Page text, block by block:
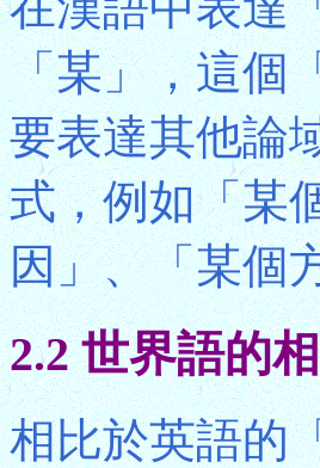
「某」，這個
要表達其他論
式，例如「某
因」、「某個
2.2 世界語的
相比於英語的